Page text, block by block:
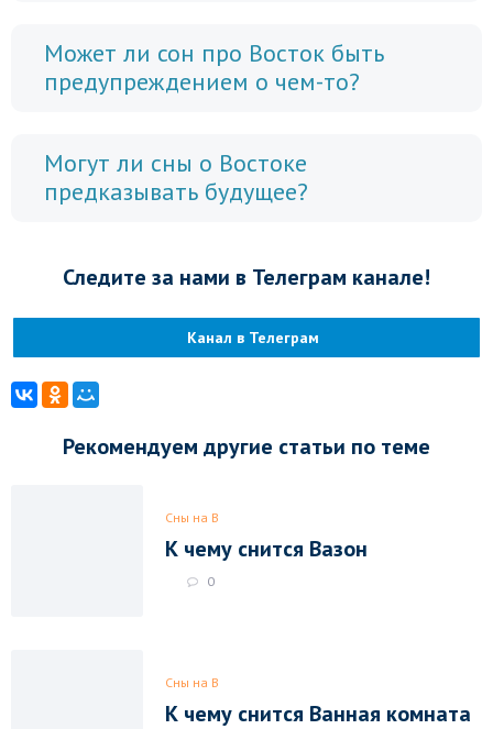
Может ли сон про Восток быть
предупреждением о чем-то?
Могут ли сны о Востоке
предказывать будущее?
Следите за нами в Телеграм канале!
Канал в Телеграм
Рекомендуем другие статьи по теме
Сны на В
К чему снится Вазон
0
Сны на В
К чему снится Ванная комната